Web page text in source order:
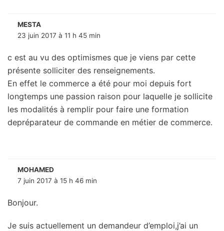
MESTA
23 juin 2017 à 11 h 45 min
c est au vu des optimismes que je viens par cette
présente solliciter des renseignements.
En effet le commerce a été pour moi depuis fort
longtemps une passion raison pour laquelle je sollicite
les modalités à remplir pour faire une formation
depréparateur de commande en métier de commerce.
MOHAMED
7 juin 2017 à 15 h 46 min
Bonjour.
Je suis actuellement un demandeur d’emploi,j’ai un